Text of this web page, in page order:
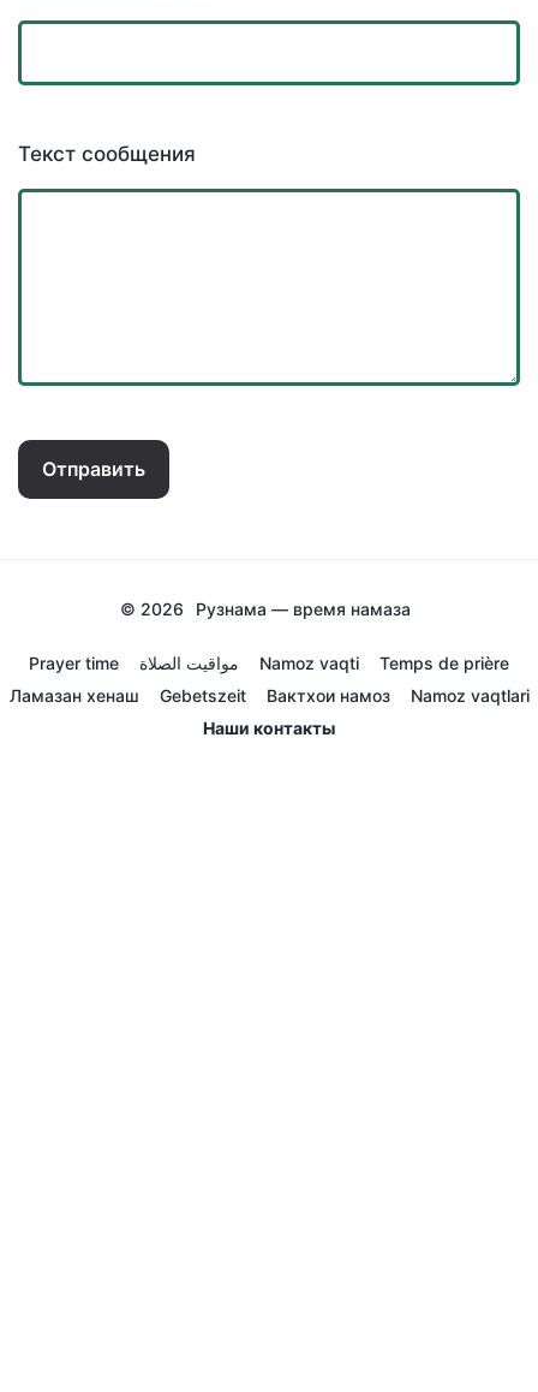
Текст сообщения
Отправить
© 2026 Рузнама — время намаза
Prayer time مواقيت الصلاة Namoz vaqti
Temps de prière
Ламазан хенаш
Gebetszeit Вактхои намоз
Namoz vaqtlari
Наши контакты